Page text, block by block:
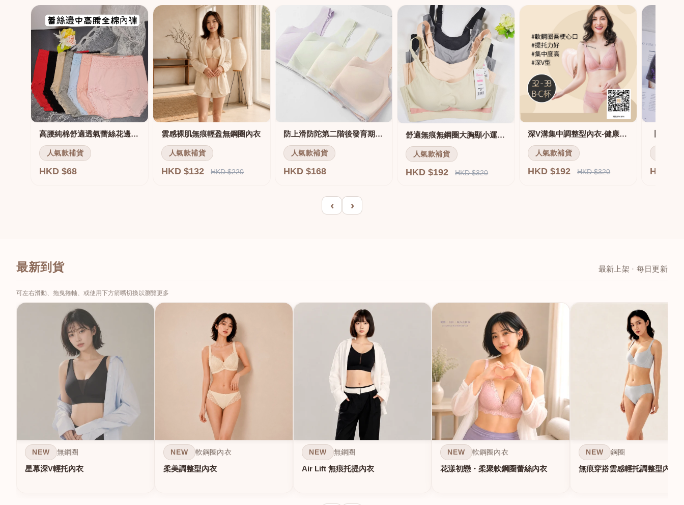
高腰純棉舒適透氣蕾絲花邊三角褲
人氣款補貨
HKD $68
雲感裸肌無痕輕盈無鋼圈內衣
人氣款補貨
HKD $132 HKD $220
防上滑防陀第二階後發育期內衣
人氣款補貨
HKD $168
舒適無痕無鋼圈大胸顯小運動內衣
人氣款補貨
HKD $192 HKD $320
深V溝集中調整型內衣-健康軟鋼圈
人氣款補貨
HKD $192 HKD $320 HKD
‹ ›
最新到貨 最新上架 · 每日更新
可左右滑動、拖曳捲軸、或使用下方箭嘴切換以瀏覽更多
NEW 無鋼圈
星幕深V輕托內衣
NEW 軟鋼圈內衣
柔美調整型內衣
NEW 無鋼圈
Air Lift 無痕托提內衣
NEW 軟鋼圈內衣
花漾初戀・柔聚軟鋼圈蕾絲內衣
NEW 鋼圈
無痕穿搭雲感輕托調整型內衣